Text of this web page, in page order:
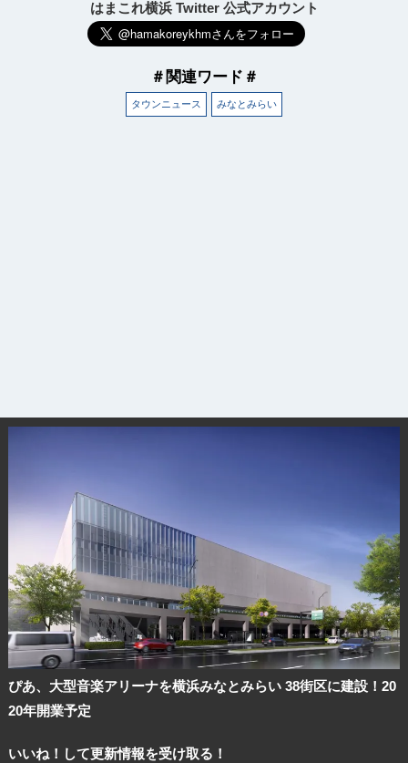
はまこれ横浜 Twitter 公式アカウント
＃関連ワード＃
タウンニュース みなとみらい
ぴあ、大型音楽アリーナを横浜みなとみらい 38街区に建設！20
20年開業予定
いいね！して更新情報を受け取る！